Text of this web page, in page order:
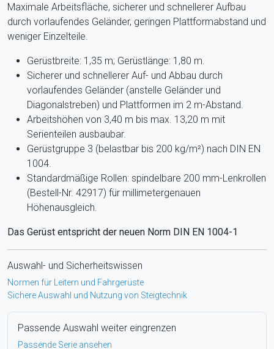
Maximale Arbeitsfläche, sicherer und schnellerer Aufbau
durch vorlaufendes Geländer, geringen Plattformabstand und
weniger Einzelteile.
Gerüstbreite: 1,35 m; Gerüstlänge: 1,80 m.
Sicherer und schnellerer Auf- und Abbau durch
vorlaufendes Geländer (anstelle Geländer und
Diagonalstreben) und Plattformen im 2 m-Abstand.
Arbeitshöhen von 3,40 m bis max. 13,20 m mit
Serienteilen ausbaubar.
Gerüstgruppe 3 (belastbar bis 200 kg/m²) nach DIN EN
1004.
Standardmäßige Rollen: spindelbare 200 mm-Lenkrollen
(Bestell-Nr. 42917) für millimetergenauen
Höhenausgleich.
Das Gerüst entspricht der neuen Norm DIN EN 1004-1
Auswahl- und Sicherheitswissen
Normen für Leitern und Fahrgerüste
Sichere Auswahl und Nutzung von Steigtechnik
Passende Auswahl weiter eingrenzen
Passende Serie ansehen